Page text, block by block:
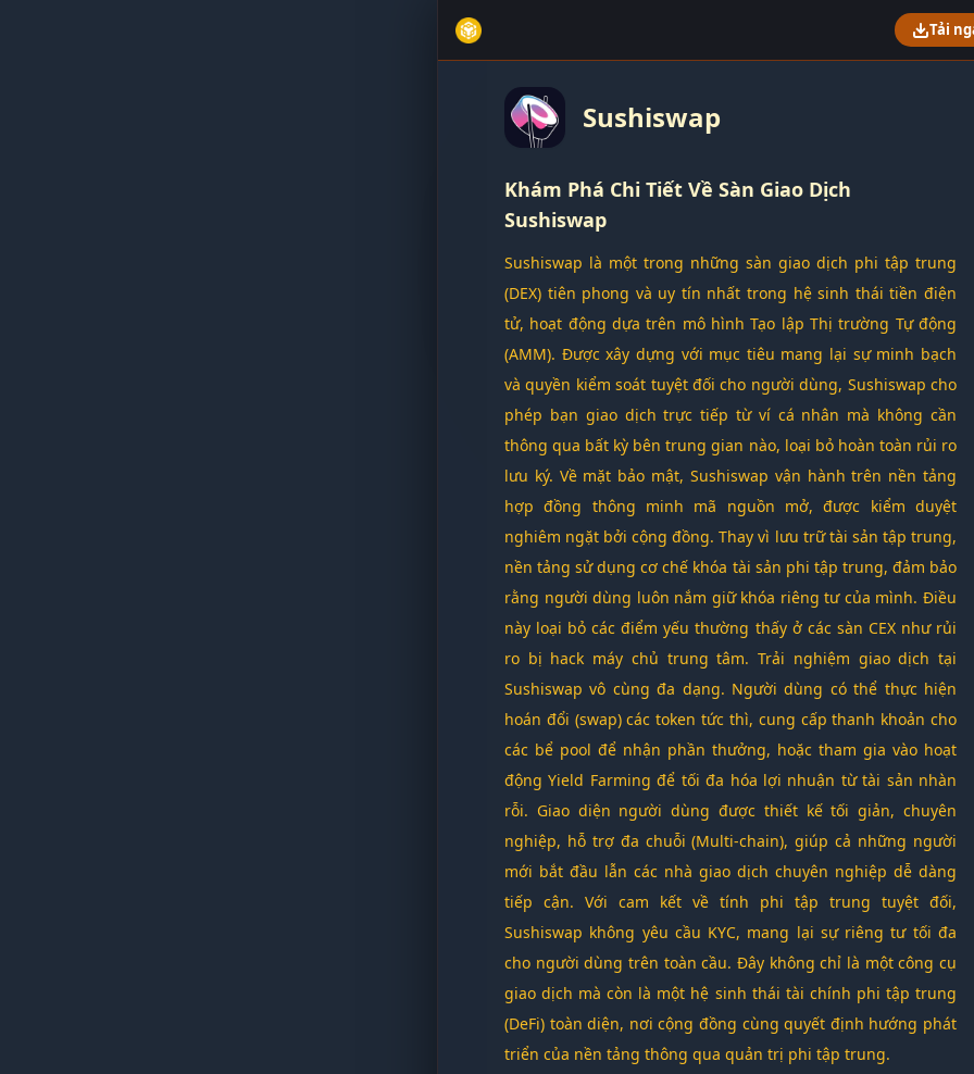
Tải
Sushiswap
Khám Phá Chi Tiết Về Sàn Giao Dịch
Sushiswap
Sushiswap là một trong những sàn giao dịch phi tập trung
(DEX) tiên phong và uy tín nhất trong hệ sinh thái tiền điện
tử, hoạt động dựa trên mô hình Tạo lập Thị trường Tự động
(AMM). Được xây dựng với mục tiêu mang lại sự minh bạch
và quyền kiểm soát tuyệt đối cho người dùng, Sushiswap cho
phép bạn giao dịch trực tiếp từ ví cá nhân mà không cần
thông qua bất kỳ bên trung gian nào, loại bỏ hoàn toàn rủi ro
lưu ký. Về mặt bảo mật, Sushiswap vận hành trên nền tảng
hợp đồng thông minh mã nguồn mở, được kiểm duyệt
nghiêm ngặt bởi cộng đồng. Thay vì lưu trữ tài sản tập trung,
nền tảng sử dụng cơ chế khóa tài sản phi tập trung, đảm bảo
rằng người dùng luôn nắm giữ khóa riêng tư của mình. Điều
này loại bỏ các điểm yếu thường thấy ở các sàn CEX như rủi
ro bị hack máy chủ trung tâm. Trải nghiệm giao dịch tại
Sushiswap vô cùng đa dạng. Người dùng có thể thực hiện
hoán đổi (swap) các token tức thì, cung cấp thanh khoản cho
các bể pool để nhận phần thưởng, hoặc tham gia vào hoạt
động Yield Farming để tối đa hóa lợi nhuận từ tài sản nhàn
rỗi. Giao diện người dùng được thiết kế tối giản, chuyên
nghiệp, hỗ trợ đa chuỗi (Multi-chain), giúp cả những người
mới bắt đầu lẫn các nhà giao dịch chuyên nghiệp dễ dàng
tiếp cận. Với cam kết về tính phi tập trung tuyệt đối,
Sushiswap không yêu cầu KYC, mang lại sự riêng tư tối đa
cho người dùng trên toàn cầu. Đây không chỉ là một công cụ
giao dịch mà còn là một hệ sinh thái tài chính phi tập trung
(DeFi) toàn diện, nơi cộng đồng cùng quyết định hướng phát
triển của nền tảng thông qua quản trị phi tập trung.